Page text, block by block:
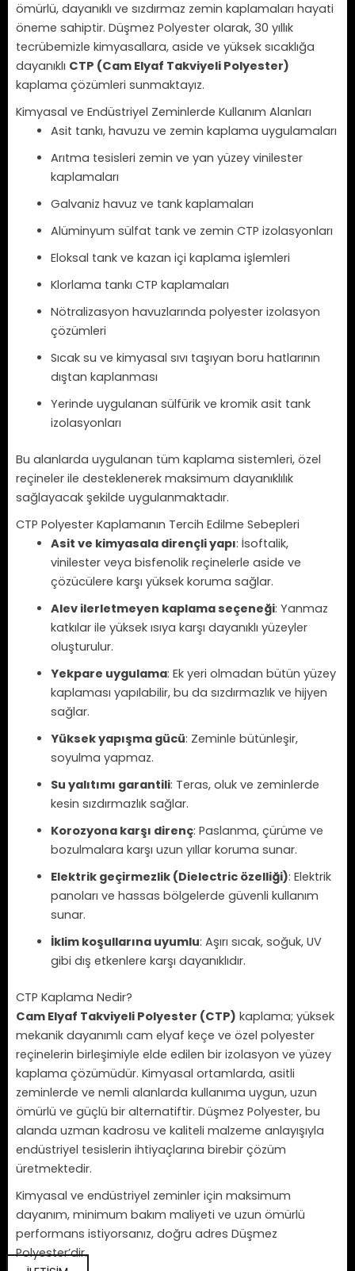
ömürlü, dayanıklı ve sızdırmaz zemin kaplamaları hayati
öneme sahiptir. Düşmez Polyester olarak, 30 yıllık
tecrübemizle kimyasallara, aside ve yüksek sıcaklığa
dayanıklı CTP (Cam Elyaf Takviyeli Polyester)
kaplama çözümleri sunmaktayız.
Kimyasal ve Endüstriyel Zeminlerde Kullanım Alanları
Asit tankı, havuzu ve zemin kaplama uygulamaları
Arıtma tesisleri zemin ve yan yüzey vinilester
kaplamaları
Galvaniz havuz ve tank kaplamaları
Alüminyum sülfat tank ve zemin CTP izolasyonları
Eloksal tank ve kazan içi kaplama işlemleri
Klorlama tankı CTP kaplamaları
Nötralizasyon havuzlarında polyester izolasyon
çözümleri
Sıcak su ve kimyasal sıvı taşıyan boru hatlarının
dıştan kaplanması
Yerinde uygulanan sülfürik ve kromik asit tank
izolasyonları
Bu alanlarda uygulanan tüm kaplama sistemleri, özel
reçineler ile desteklenerek maksimum dayanıklılık
sağlayacak şekilde uygulanmaktadır.
CTP Polyester Kaplamanın Tercih Edilme Sebepleri
Asit ve kimyasala dirençli yapı: İsoftalik,
vinilester veya bisfenolik reçinelerle aside ve
çözücülere karşı yüksek koruma sağlar.
Alev ilerletmeyen kaplama seçeneği: Yanmaz
katkılar ile yüksek ısıya karşı dayanıklı yüzeyler
oluşturulur.
Yekpare uygulama: Ek yeri olmadan bütün yüzey
kaplaması yapılabilir, bu da sızdırmazlık ve hijyen
sağlar.
Yüksek yapışma gücü: Zeminle bütünleşir,
soyulma yapmaz.
Su yalıtımı garantili: Teras, oluk ve zeminlerde
kesin sızdırmazlık sağlar.
Korozyona karşı direnç: Paslanma, çürüme ve
bozulmalara karşı uzun yıllar koruma sunar.
Elektrik geçirmezlik (Dielectric özelliği): Elektrik
panoları ve hassas bölgelerde güvenli kullanım
sunar.
İklim koşullarına uyumlu: Aşırı sıcak, soğuk, UV
gibi dış etkenlere karşı dayanıklıdır.
CTP Kaplama Nedir?
Cam Elyaf Takviyeli Polyester (CTP) kaplama; yüksek
mekanik dayanımlı cam elyaf keçe ve özel polyester
reçinelerin birleşimiyle elde edilen bir izolasyon ve yüzey
kaplama çözümüdür. Kimyasal ortamlarda, asitli
zeminlerde ve nemli alanlarda kullanıma uygun, uzun
ömürlü ve güçlü bir alternatiftir. Düşmez Polyester, bu
alanda uzman kadrosu ve kaliteli malzeme anlayışıyla
endüstriyel tesislerin ihtiyaçlarına birebir çözüm
üretmektedir.
Kimyasal ve endüstriyel zeminler için maksimum
dayanım, minimum bakım maliyeti ve uzun ömürlü
performans istiyorsanız, doğru adres Düşmez
Polyester’dir.